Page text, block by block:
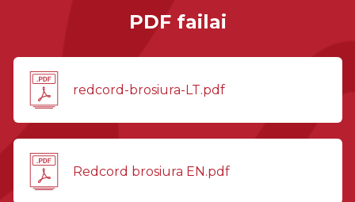
PDF failai
redcord-brosiura-LT.pdf
Redcord brosiura EN.pdf